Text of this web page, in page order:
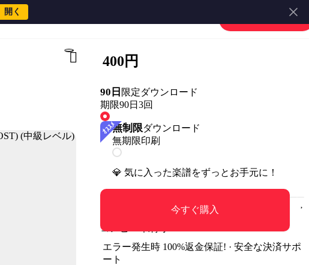
会員登録・ログイン
開く
400円
90日 限定ダウンロード
期限90日 3回
無制限ダウンロード
無期限印刷
💎 気に入った楽譜をずっとお手元に！
今すぐ購入
コンビニ印刷可
エラー発生時 100%返金保証! · 安全な決済サポ
ート